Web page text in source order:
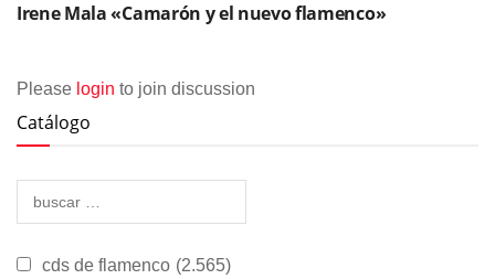
Irene Mala «Camarón y el nuevo flamenco»
Please login to join discussion
Catálogo
cds de flamenco (2.565)